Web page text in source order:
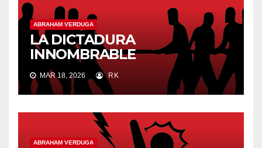
ABRAHAM VERDUGA
LA DICTADURA
INNOMBRABLE
MAR 18, 2026 RK
ABRAHAM VERDUGA